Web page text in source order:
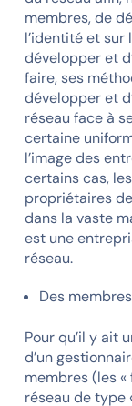
membres, de
l’identité et sur
développer et
faire, ses
développer et
réseau face à
certaine
l’image des
certains cas,
propriétaires
dans la vaste
est une
réseau.
Des
Pour qu’il y ait
d’un
membres (les
réseau de type